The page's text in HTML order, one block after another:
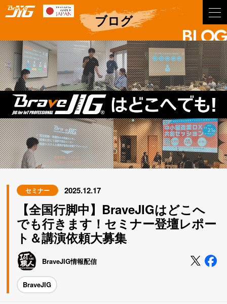
BraveJIGブログ
BLOG
【全国行脚中】BraveJIGはどこへ
でも行きます！セミナー登壇レポー
ト＆講演依頼大募集
セミナー 2025.12.17
BraveJIG情報配信
BraveJIG